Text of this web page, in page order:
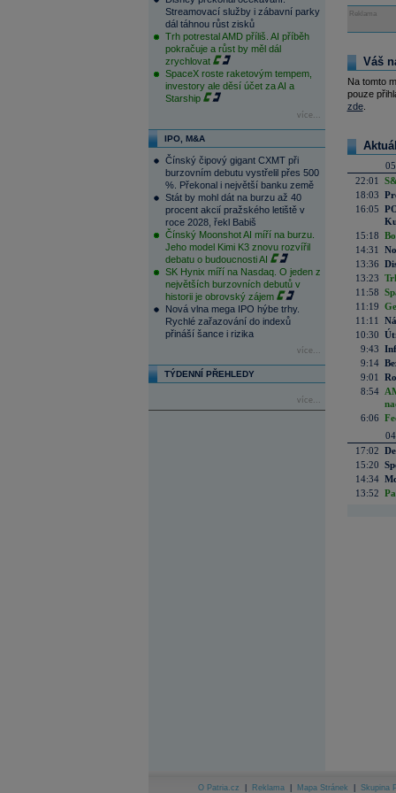
Streamovací služby i zábavní parky
dál táhnou růst zisků
Trh potrestal AMD příliš. AI příběh
pokračuje a růst by měl dál
zrychlovat
SpaceX roste raketovým tempem,
investory ale děsí účet za AI a
Starship
více...
IPO, M&A
Čínský čipový gigant CXMT při
burzovním debutu vystřelil přes 500
%. Překonal i největší banku země
Stát by mohl dát na burzu až 40
procent akcií pražského letiště v
roce 2028, řekl Babiš
Čínský Moonshot AI míří na burzu.
Jeho model Kimi K3 znovu rozvířil
debatu o budoucnosti AI
SK Hynix míří na Nasdaq. O jeden z
největších burzovních debutů v
historii je obrovský zájem
Nová vlna mega IPO hýbe trhy.
Rychlé zařazování do indexů
přináší šance i rizika
více...
TÝDENNÍ PŘEHLEDY
více...
Reklama
Váš
Na tomto
pouze
zde.
22:01
18:03
16:05
15:18
14:31
13:36
13:23
11:58
11:19
11:11
10:30
9:43
9:14
9:01
8:54
6:06
17:02
15:20
14:34
13:52
O Patria.cz Reklama Mapa Stránek Skupina